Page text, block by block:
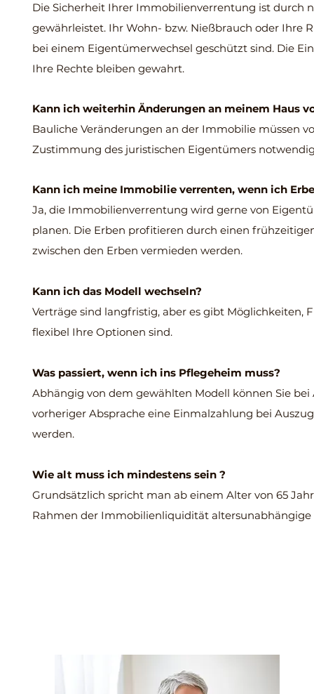
Die Sicherheit Ihrer Immobilienverrentung ist durch
gewährleistet. Ihr Wohn- bzw. Nießbrauch oder Ihre
bei einem Eigentümerwechsel geschützt sind. Die
Ihre Rechte bleiben gewahrt.
Kann ich weiterhin Änderungen an meinem Haus
Bauliche Veränderungen an der Immobilie müssen
Zustimmung des juristischen Eigentümers
Kann ich meine Immobilie verrenten, wenn ich
Ja, die Immobilienverrentung wird gerne von
planen. Die Erben profitieren durch einen
zwischen den Erben vermieden werden.
Kann ich das Modell wechseln?
Verträge sind langfristig, aber es gibt Möglichkeiten,
flexibel Ihre Optionen sind.
Was passiert, wenn ich ins Pflegeheim muss?
Abhängig von dem gewählten Modell können Sie
vorheriger Absprache eine Einmalzahlung bei
werden.
Wie alt muss ich mindestens sein ?
Grundsätzlich spricht man ab einem Alter von 65
Rahmen der Immobilienliquidität altersunabhängige